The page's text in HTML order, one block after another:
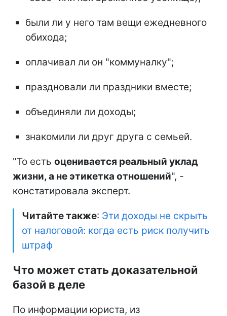
были ли у него там вещи ежедневного
обихода;
оплачивал ли он "коммуналку";
праздновали ли праздники вместе;
объединяли ли доходы;
знакомили ли друг друга с семьей.
"То есть оценивается реальный уклад
жизни, а не этикетка отношений", -
констатировала эксперт.
Читайте также: Эти доходы не скрыть
от налоговой: когда есть риск получить
штраф
Что может стать доказательной
базой в деле
По информации юриста, из